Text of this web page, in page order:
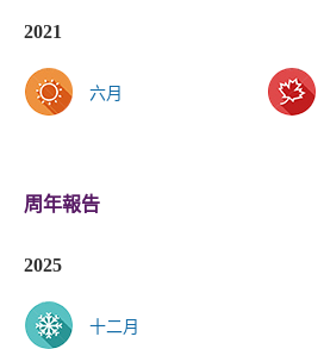
2021
六月
周年報告
2025
十二月